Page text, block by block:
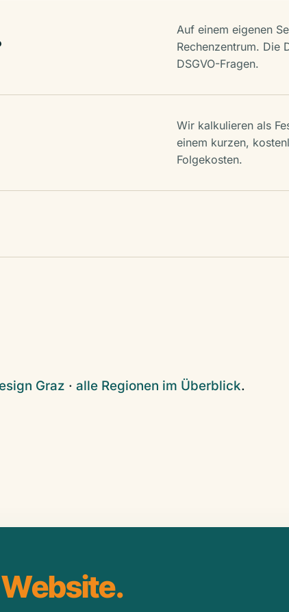
Auf einem eigenen
Rechenzentrum. Die
DSGVO-Fragen.
Wir kalkulieren als
einem kurzen,
Folgekosten.
Graz · alle Regionen im Überblick.